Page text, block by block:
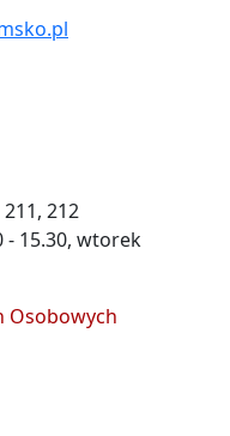
212
- 15.30, wtorek
Osobowych